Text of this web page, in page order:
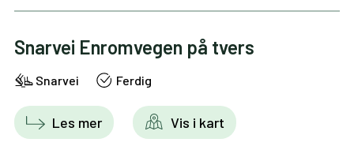
Snarvei Enromvegen på tvers
Snarvei Ferdig
Les mer Vis i kart